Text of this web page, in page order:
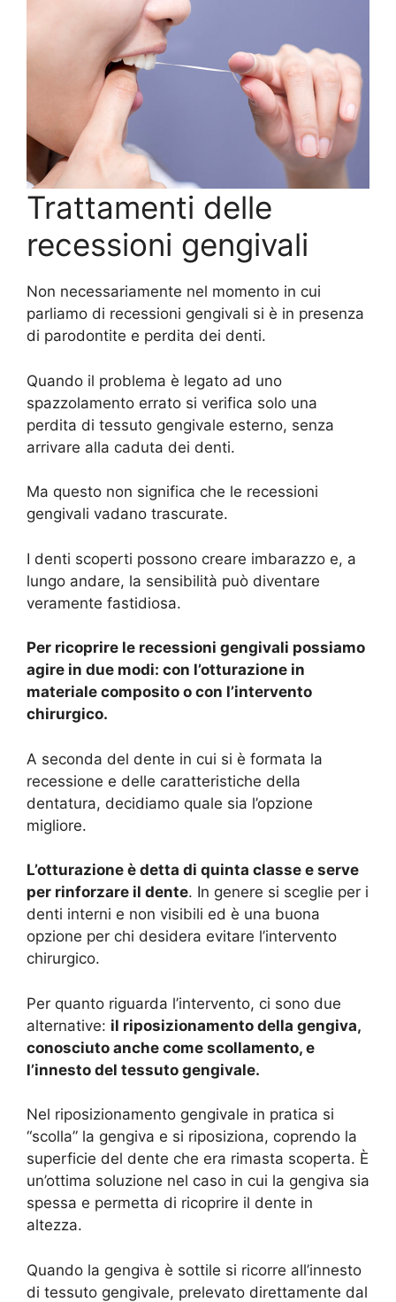
Trattamenti delle
recessioni gengivali
Non necessariamente nel momento in cui
parliamo di recessioni gengivali si è in presenza
di parodontite e perdita dei denti.
Quando il problema è legato ad uno
spazzolamento errato si verifica solo una
perdita di tessuto gengivale esterno, senza
arrivare alla caduta dei denti.
Ma questo non significa che le recessioni
gengivali vadano trascurate.
I denti scoperti possono creare imbarazzo e, a
lungo andare, la sensibilità può diventare
veramente fastidiosa.
Per ricoprire le recessioni gengivali possiamo
agire in due modi: con l’otturazione in
materiale composito o con l’intervento
chirurgico.
A seconda del dente in cui si è formata la
recessione e delle caratteristiche della
dentatura, decidiamo quale sia l’opzione
migliore.
L’otturazione è detta di quinta classe e serve
per rinforzare il dente. In genere si sceglie per i
denti interni e non visibili ed è una buona
opzione per chi desidera evitare l’intervento
chirurgico.
Per quanto riguarda l’intervento, ci sono due
alternative: il riposizionamento della gengiva,
conosciuto anche come scollamento, e
l’innesto del tessuto gengivale.
Nel riposizionamento gengivale in pratica si
“scolla” la gengiva e si riposiziona, coprendo la
superficie del dente che era rimasta scoperta. È
un’ottima soluzione nel caso in cui la gengiva sia
spessa e permetta di ricoprire il dente in
altezza.
Quando la gengiva è sottile si ricorre all’innesto
di tessuto gengivale, prelevato direttamente dal